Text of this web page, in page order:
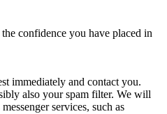
confidence you have placed in
immediately and contact you.
also your spam filter. We will
services, such as